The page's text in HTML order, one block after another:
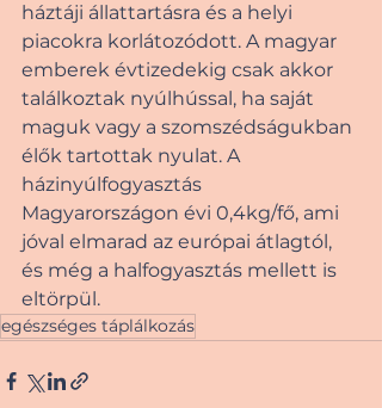
háztáji állattartásra és a helyi
piacokra korlátozódott. A magyar
emberek évtizedekig csak akkor
találkoztak nyúlhússal, ha saját
maguk vagy a szomszédságukban
élők tartottak nyulat. A
házinyúlfogyasztás
Magyarországon évi 0,4kg/fő, ami
jóval elmarad az európai átlagtól,
és még a halfogyasztás mellett is
eltörpül.
egészséges táplálkozás